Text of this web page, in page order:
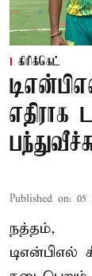
கிரிக்கெட்
Published on: 05
நத்தம்,
டிஎன்பிஎல்